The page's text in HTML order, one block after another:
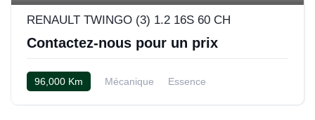
RENAULT TWINGO (3) 1.2 16S 60 CH
Contactez-nous pour un prix
96,000 Km Mécanique Essence